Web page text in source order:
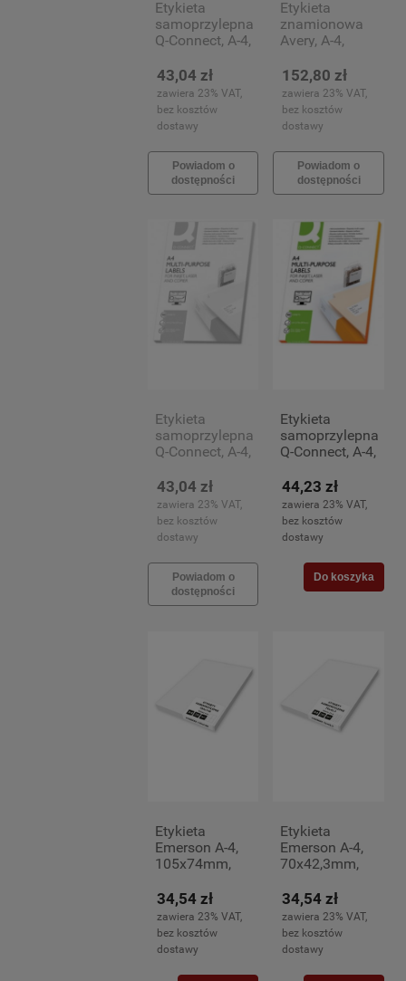
Etykieta
samoprzylepna
Q-Connect, A-4,
100
arkuszy(12)
43,04 zł
zawiera 23% VAT,
bez kosztów
dostawy
Powiadom o
dostępności
Etykieta
znamionowa
Avery, A-4,
20 arkuszy
(20)
152,80 zł
zawiera 23% VAT,
bez kosztów
dostawy
Powiadom o
dostępności
Etykieta
samoprzylepna
Q-Connect, A-4,
100 arkuszy
(8)
43,04 zł
zawiera 23% VAT,
bez kosztów
dostawy
Powiadom o
dostępności
Etykieta
samoprzylepna
Q-Connect, A-4,
100 arkuszy
(10)
44,23 zł
zawiera 23% VAT,
bez kosztów
dostawy
Do koszyka
Etykieta
Emerson A-4,
105x74mm,
białe
opakowanie
(8)
34,54 zł
zawiera 23% VAT,
bez kosztów
dostawy
Etykieta
Emerson A-4,
70x42,3mm,
białe
opakowanie
(21)
34,54 zł
zawiera 23% VAT,
bez kosztów
dostawy